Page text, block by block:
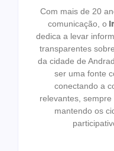
Com mais de 20
comunicação, o
dedica a levar
transparentes
da cidade de
ser uma fonte
conectando a
relevantes,
mantendo os